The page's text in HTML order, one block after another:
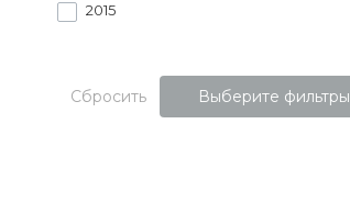
2015
Сбросить Выберите фильтры